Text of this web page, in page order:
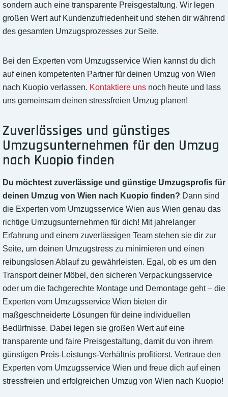
sondern auch eine transparente Preisgestaltung. Wir legen
großen Wert auf Kundenzufriedenheit und stehen dir während
des gesamten Umzugsprozesses zur Seite.
Bei den Experten vom Umzugsservice Wien kannst du dich
auf einen kompetenten Partner für deinen Umzug von Wien
nach Kuopio verlassen. Kontaktiere uns noch heute und lass
uns gemeinsam deinen stressfreien Umzug planen!
Zuverlässiges und günstiges
Umzugsunternehmen für den Umzug
nach Kuopio finden
Du möchtest zuverlässige und günstige Umzugsprofis für
deinen Umzug von Wien nach Kuopio finden? Dann sind
die Experten vom Umzugsservice Wien aus Wien genau das
richtige Umzugsunternehmen für dich! Mit jahrelanger
Erfahrung und einem zuverlässigen Team stehen sie dir zur
Seite, um deinen Umzugstress zu minimieren und einen
reibungslosen Ablauf zu gewährleisten. Egal, ob es um den
Transport deiner Möbel, den sicheren Verpackungsservice
oder um die fachgerechte Montage und Demontage geht – die
Experten vom Umzugsservice Wien bieten dir
maßgeschneiderte Lösungen für deine individuellen
Bedürfnisse. Dabei legen sie großen Wert auf eine
transparente und faire Preisgestaltung, damit du von ihrem
günstigen Preis-Leistungs-Verhältnis profitierst. Vertraue den
Experten vom Umzugsservice Wien und freue dich auf einen
stressfreien und erfolgreichen Umzug von Wien nach Kuopio!